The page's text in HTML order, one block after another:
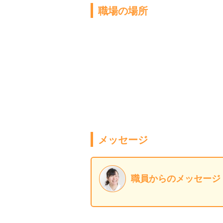
職場の場所
メッセージ
職員からのメッセージ